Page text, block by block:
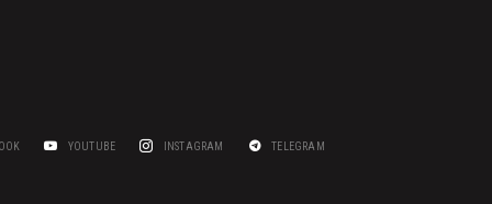
YOUTUBE INSTAGRAM TELEGRAM